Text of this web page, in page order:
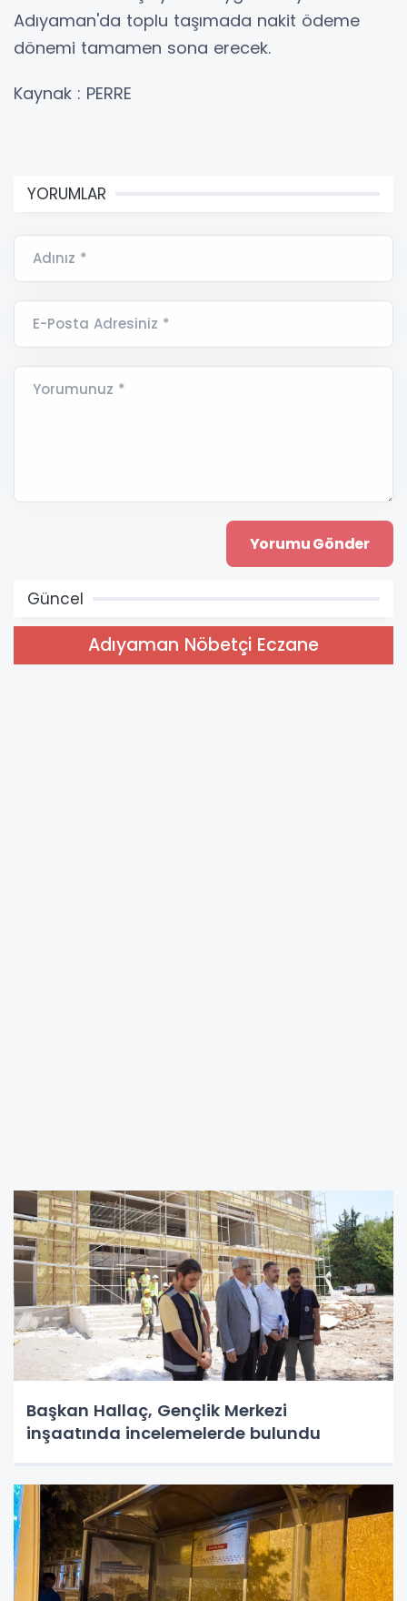
Adıyaman'da toplu taşımada nakit ödeme
dönemi tamamen sona erecek.
Kaynak : PERRE
YORUMLAR
Adınız *
E-Posta Adresiniz *
Yorumunuz *
Güncel
Adıyaman Nöbetçi Eczane
Başkan Hallaç, Gençlik Merkezi
inşaatında incelemelerde bulundu